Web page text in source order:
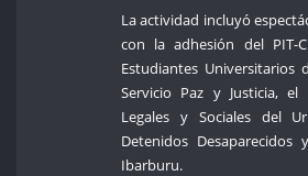
La actividad incluyó
con la adhesión del PIT-
Estudiantes Universitarios
Servicio Paz y Justicia,
Legales y Sociales del
Detenidos
Ibarburu.